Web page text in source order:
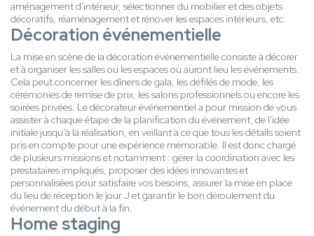
aménagement d'intérieur, sélectionner du mobilier et des objets
décoratifs, réaménagement et rénover les espaces intérieurs, etc.
Décoration événementielle
La mise en scène de la décoration événementielle consiste à décorer
et à organiser les salles ou les espaces où auront lieu les événements.
Cela peut concerner les dîners de gala, les défilés de mode, les
cérémonies de remise de prix, les salons professionnels ou encore les
soirées privées. Le décorateur événementiel a pour mission de vous
assister à chaque étape de la planification du événement, de l'idée
initiale jusqu'à la réalisation, en veillant à ce que tous les détails soient
pris en compte pour une expérience mémorable. Il est donc chargé
de plusieurs missions et notamment : gérer la coordination avec les
prestataires impliqués, proposer des idées innovantes et
personnalisées pour satisfaire vos besoins, assurer la mise en place
du lieu de réception le jour J et garantir le bon déroulement du
événement du début à la fin.
Home staging